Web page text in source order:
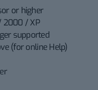
or higher
2000 / XP
supported
(for online Help)